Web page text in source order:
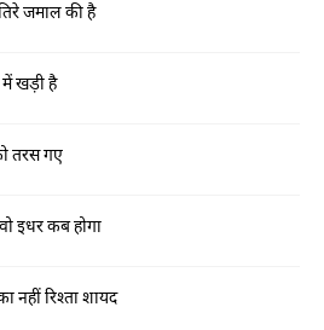
जमाल की है
में खड़ी है
तरस गए
इधर कब होगा
नहीं रिश्ता शायद